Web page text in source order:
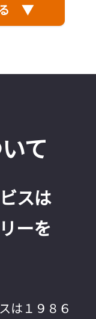
る ▼
て
スは
ーを
は１９８６